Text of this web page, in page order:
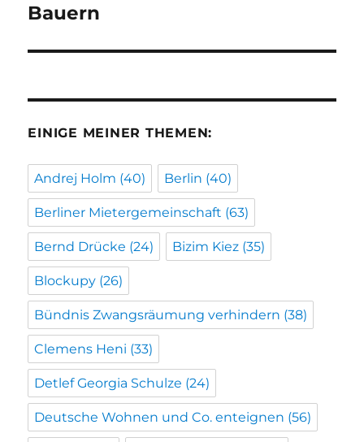
Beitrag:
Bauern
EINIGE MEINER THEMEN:
Andrej Holm (40) Berlin (40)
Berliner Mietergemeinschaft (63)
Bernd Drücke (24) Bizim Kiez (35)
Blockupy (26)
Bündnis Zwangsräumung verhindern (38)
Clemens Heni (33)
Detlef Georgia Schulze (24)
Deutsche Wohnen und Co. enteignen (56)